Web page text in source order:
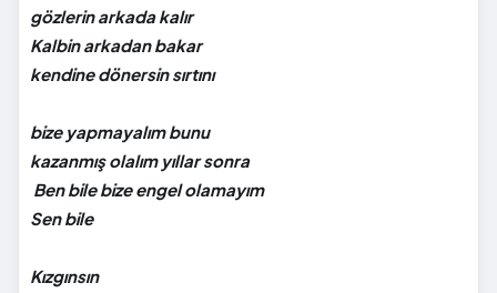
gözlerin arkada kalır
Kalbin arkadan bakar
kendine dönersin sırtını
bize yapmayalım bunu
kazanmış olalım yıllar sonra
Ben bile bize engel olamayım
Sen bile
Kızgınsın